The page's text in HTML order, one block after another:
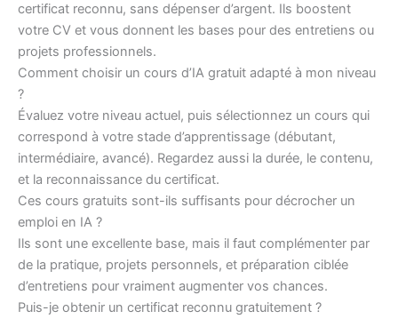
certificat reconnu, sans dépenser d’argent. Ils boostent
votre CV et vous donnent les bases pour des entretiens ou
projets professionnels.
Comment choisir un cours d’IA gratuit adapté à mon niveau
?
Évaluez votre niveau actuel, puis sélectionnez un cours qui
correspond à votre stade d’apprentissage (débutant,
intermédiaire, avancé). Regardez aussi la durée, le contenu,
et la reconnaissance du certificat.
Ces cours gratuits sont-ils suffisants pour décrocher un
emploi en IA ?
Ils sont une excellente base, mais il faut complémenter par
de la pratique, projets personnels, et préparation ciblée
d’entretiens pour vraiment augmenter vos chances.
Puis-je obtenir un certificat reconnu gratuitement ?